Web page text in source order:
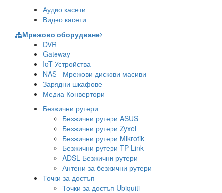
Аудио касети
Видео касети
Мрежово оборудване
DVR
Gateway
IoT Устройства
NAS - Мрежови дискови масиви
Зарядни шкафове
Медиа Конвертори
Безжични рутери
Безжични рутери ASUS
Безжични рутери Zyxel
Безжични рутери Mikrotik
Безжични рутери TP-Link
ADSL Безжични рутери
Антени за безжични рутери
Точки за достъп
Точки за достъп Ubiquiti